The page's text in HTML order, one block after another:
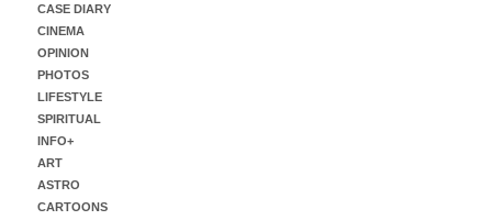
CASE DIARY
CINEMA
OPINION
PHOTOS
LIFESTYLE
SPIRITUAL
INFO+
ART
ASTRO
CARTOONS